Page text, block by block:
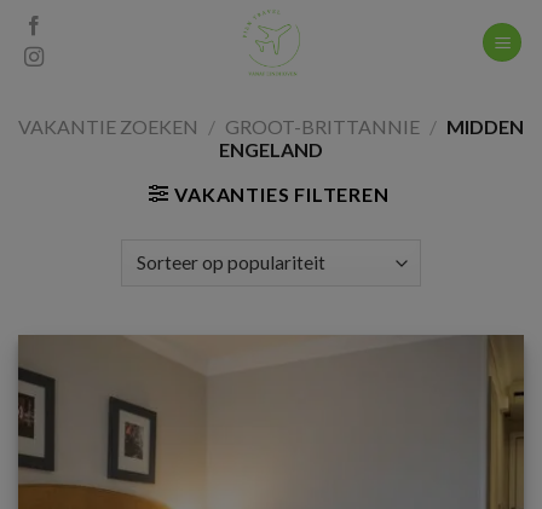
Skip
content
VAKANTIE ZOEKEN / GROOT-BRITTANNIE / MIDDEN
ENGELAND
VAKANTIES FILTEREN